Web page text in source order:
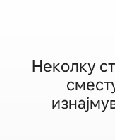
Неколку